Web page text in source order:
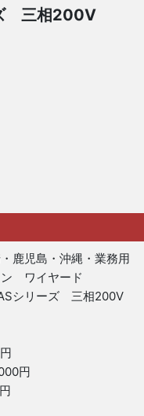
三相200V
鹿児島・沖縄・業務用
ン ワイヤード
シリーズ 三相200V
円